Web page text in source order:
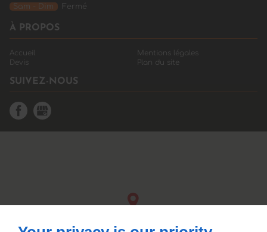
Sam - Dim
Fermé
À PROPOS
Accueil
Devis
Mentions légales
Plan du site
SUIVEZ-NOUS